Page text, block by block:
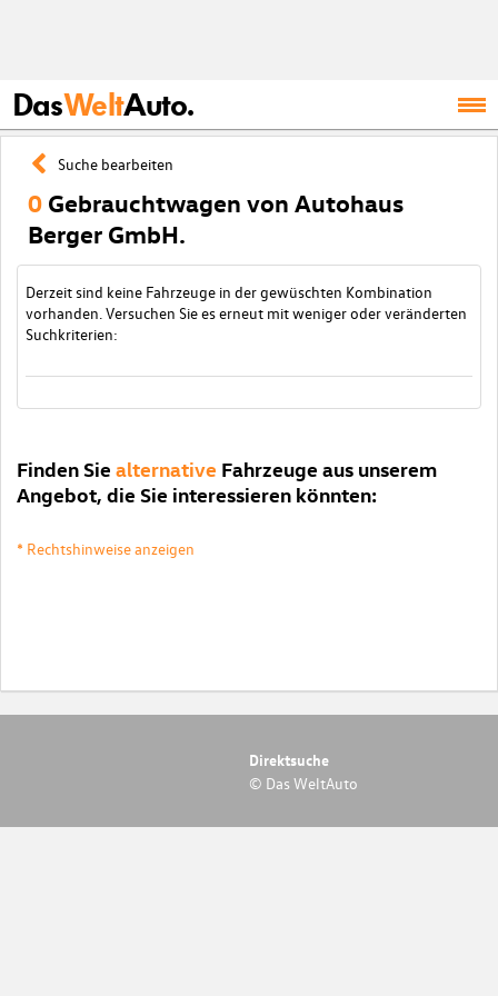
DasWeltAuto.
Suche bearbeiten
0 Gebrauchtwagen von Autohaus
Berger GmbH.
Derzeit sind keine Fahrzeuge in der gewüschten Kombination
vorhanden. Versuchen Sie es erneut mit weniger oder veränderten
Suchkriterien:
Finden Sie alternative Fahrzeuge aus unserem
Angebot, die Sie interessieren könnten:
* Rechtshinweise anzeigen
Direktsuche
© Das WeltAuto